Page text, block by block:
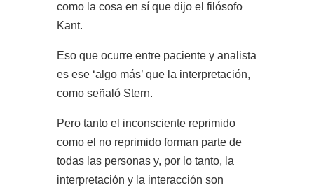
como la cosa en sí que dijo el filósofo
Kant.
Eso que ocurre entre paciente y analista
es ese ‘algo más’ que la interpretación,
como señaló Stern.
Pero tanto el inconsciente reprimido
como el no reprimido forman parte de
todas las personas y, por lo tanto, la
interpretación y la interacción son